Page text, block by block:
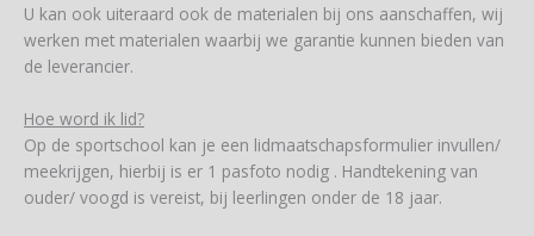
U kan ook uiteraard ook de materialen bij ons aanschaffen, wij
werken met materialen waarbij we garantie kunnen bieden van
de leverancier.
Hoe word ik lid?
Op de sportschool kan je een lidmaatschapsformulier invullen/
meekrijgen, hierbij is er 1 pasfoto nodig . Handtekening van
ouder/ voogd is vereist, bij leerlingen onder de 18 jaar.